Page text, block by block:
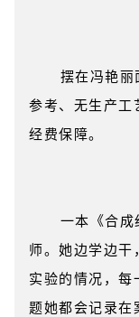
摆在冯艳丽
参考、无生产工
经费保障。
一本《合成
师。她边学边干
实验的情况，每
题她都会记录在